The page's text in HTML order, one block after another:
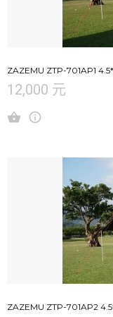
ZAZEMU ZTP-701AP1
12,000 元
ZAZEMU ZTP-701AP2